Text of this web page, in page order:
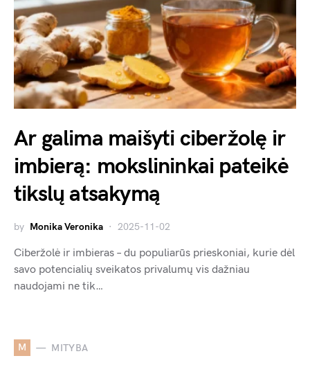
Ar galima maišyti ciberžolę ir
imbierą: mokslininkai pateikė
tikslų atsakymą
by Monika Veronika 2025-11-02
Ciberžolė ir imbieras – du populiarūs prieskoniai, kurie dėl
savo potencialių sveikatos privalumų vis dažniau
naudojami ne tik…
M MITYBA